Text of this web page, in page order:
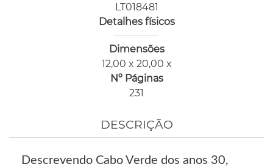
LT018481
Detalhes físicos
Dimensões
12,00 x 20,00 x
Nº Páginas
231
DESCRIÇÃO
Descrevendo Cabo Verde dos anos 30,